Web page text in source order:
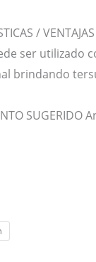
/
ser utilizado
brindando